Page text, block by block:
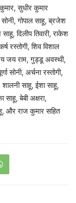
सुधीर कुमार
गोपाल साहू, ब्रजेश
दिलीप तिवारी, राकेश
रस्तोगी, शिव विशाल
जय राम, गुड्डू अवस्थी,
सोनी, अर्चना रस्तोगी,
शालनी साहू, ईशा साहू,
साहू, बेबी अक्षरा,
और राज कुमार सहित